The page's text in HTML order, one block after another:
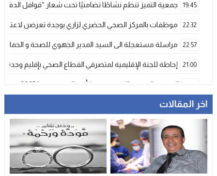
19:45 جمعية التميز تنظم نشاطًا تضامنيًا تحت شعار “قوافل الدفء
22:32 موظفات بالمركز الصحي الحضري لزاري بوجدة تعرضن
22:57 مراسلة مستعجلة الى السيد المدير الجهوي للصحة و الحماية
21:00 إحاطة للجنة الإقليمية لمتصرفي القطاع الصحي بإقليم وجدة
المنتخب المغربي الرديف يتوج بكأس العرب – فيفا 2025
21:06 فيضانات قوية بإقليم آسفي عقب تساقطات رعدية غير مسبوقة
دراجات التوصيل بوجدة… خدمة ضرورية تتحول إلى خطر يومي
وجدة…وفاة ضابط أمن في حادث مأساوي بسبب تعرضه
23:29 تعزية
اخر المقالات